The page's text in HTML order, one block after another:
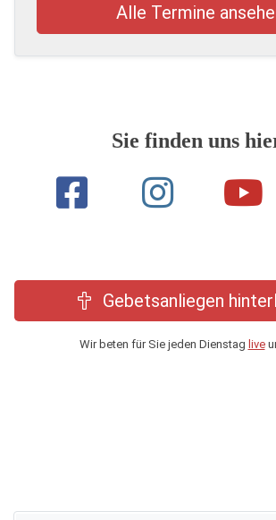
Alle Termine
Sie finden uns
Gebetsanliegen
Wir beten für Sie jeden Dienstag live